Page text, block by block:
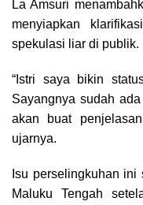
La Amsuri
menyiapkan
spekulasi liar di publik.
“Istri saya bikin
Sayangnya sudah
akan buat
ujarnya.
Isu perselingkuhan
Maluku Tengah